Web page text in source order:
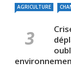
AGRICULTURE